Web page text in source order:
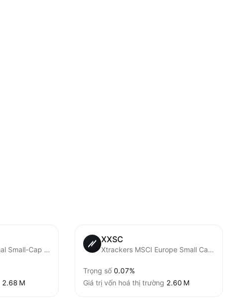
Schwab International Small-Cap Equity ETF
‪2.68 M‬
XXSC
Xtrackers MSCI Europe Small Cap UCITS ETF Capitalisation 1C
Trọng số 0.07%
Giá trị vốn hoá thị trường ‪2.60 M‬